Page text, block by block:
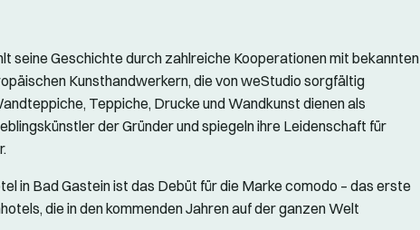
seine Geschichte durch zahlreiche Kooperationen mit bekannten
Kunsthandwerkern, die von weStudio sorgfältig
Teppiche, Drucke und Wandkunst dienen als
der Gründer und spiegeln ihre Leidenschaft für
in Bad Gastein ist das Debüt für die Marke comodo – das erste
die in den kommenden Jahren auf der ganzen Welt